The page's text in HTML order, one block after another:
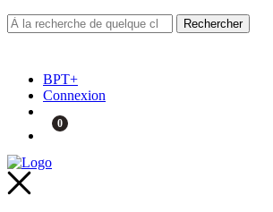
BPT+
Connexion
0